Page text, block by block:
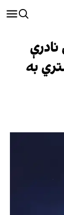
نادرې
به